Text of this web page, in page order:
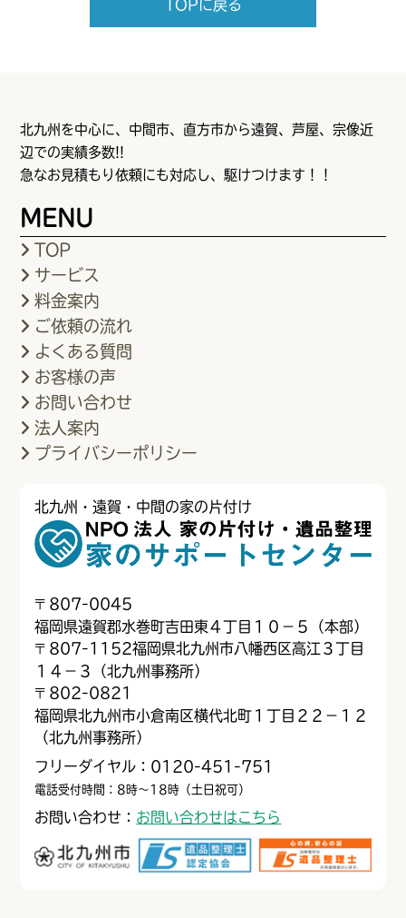
TOPに戻る
北九州・遠賀・中間の家の片付け
〒 807-0045
福岡県遠賀郡水巻町吉田東４丁目１０−５（本部）
〒 807-1152福岡県北九州市八幡西区高江３丁目
１４−３（北九州事務所）
〒 802-0821
福岡県北九州市小倉南区横代北町１丁目２２−１２
（北九州事務所）
フリーダイヤル：0120-451-751
電話受付時間：8時～18時（土日祝可）
お問い合わせ： お問い合わせはこちら
北九州を中心に、中間市、直方市から遠賀、芦屋、宗像近
辺での実績多数!!
急なお見積もり依頼にも対応し、駆けつけます！！
MENU
TOP
サービス
料金案内
ご依頼の流れ
よくある質問
お客様の声
お問い合わせ
法人案内
プライバシーポリシー